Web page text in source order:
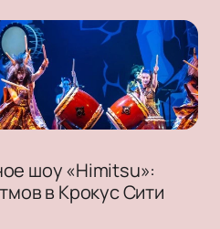
шоу «Himitsu»:
в Крокус Сити